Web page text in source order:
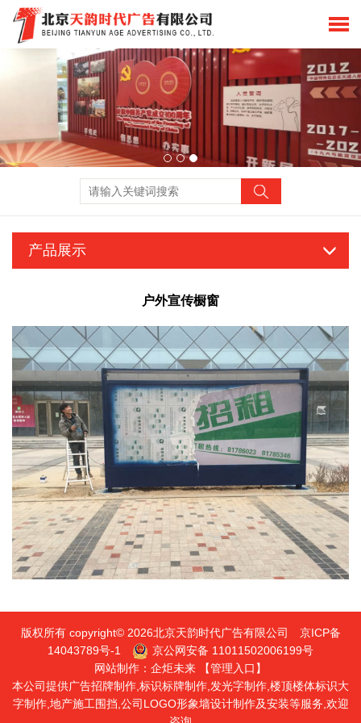
产品展示
户外宣传橱窗
版权所有 copyright© 2026北京天韵时代广告有限公司 京ICP备
14043789号-1
京公网安备 11011502006199号
网站制作： 企炬未来
【管理入口】
本公司提供广告招牌制作,标识标牌制作,发光字制作,楼顶楼体标识大
字制作,地产施工围挡,公司LOGO形象墙设计制作及安装等服务,欢迎